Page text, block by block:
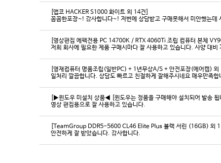
[앱코 HACKER S1000 화이트 외 14건]
꼼꼼한포장~! 감사합니다~! 저번에 상담받고 구매못해서 미안했는
[영상편집 에펙전용 PC 14700K / RTX 4060Ti 조립 컴퓨터 본체
[영재컴퓨터 명품조립(일반PC) + 1년무상A/S + 안전포장(에어캡)
일처리 깔끔합니다. 상담도 빠르고 친절하게 잘해주시네요 매우만족
[▶윈도우 미설치 상품◀ [윈도우는 정품을 구매해야 설치되어 발송
영상 편집용으로 잘 사용하고 있습니다.
[TeamGroup DDR5-5600 CL46 Elite Plus 블랙 서린 (16GB) 외
안전하게 잘 받았습니다. 감사합니다.